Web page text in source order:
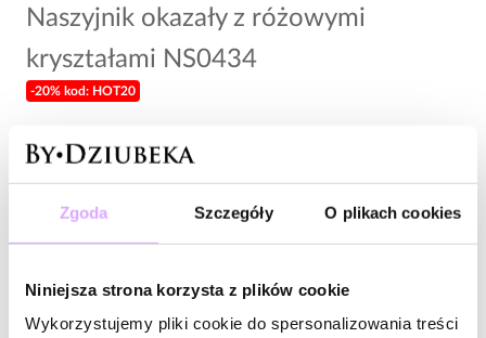
Zgoda Szczegóły O plikach cookies
Niniejsza strona korzysta z plików cookie
Wykorzystujemy pliki cookie do spersonalizowania treści
Naszyjnik okazały z różowymi
kryształami NS0434
-20% kod: HOT20
268,00 zł
Opis produktu